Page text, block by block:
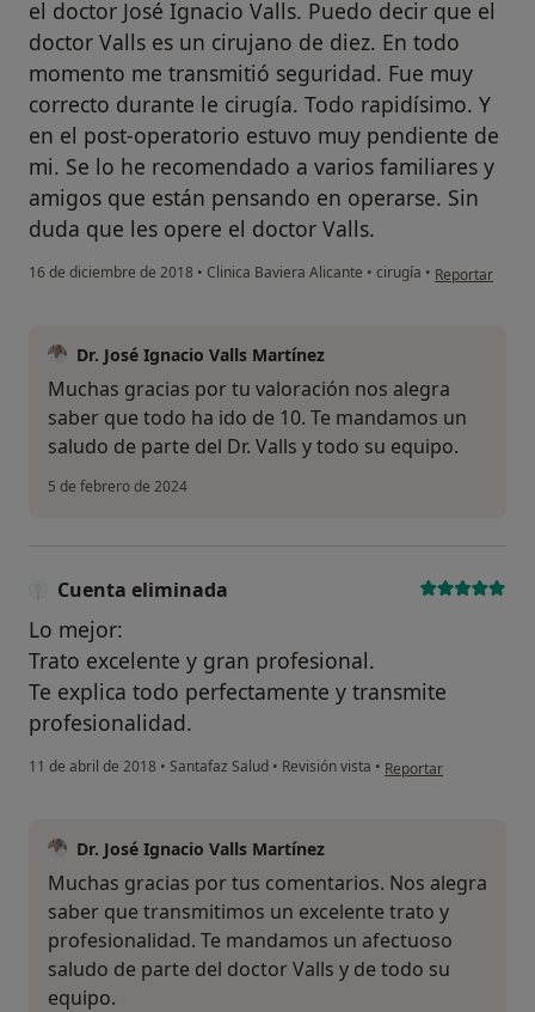
el doctor José Ignacio Valls. Puedo decir que el
doctor Valls es un cirujano de diez. En todo
momento me transmitió seguridad. Fue muy
correcto durante le cirugía. Todo rapidísimo. Y
en el post-operatorio estuvo muy pendiente de
mi. Se lo he recomendado a varios familiares y
amigos que están pensando en operarse. Sin
duda que les opere el doctor Valls.
16 de diciembre de 2018 • Clinica Baviera Alicante • cirugía • en opinión del
Reportar
Dr. José Ignacio Valls Martínez
Muchas gracias por tu valoración nos alegra
saber que todo ha ido de 10. Te mandamos un
saludo de parte del Dr. Valls y todo su equipo.
5 de febrero de 2024
Cuenta eliminada
Lo mejor:
Trato excelente y gran profesional.
Te explica todo perfectamente y transmite
profesionalidad.
11 de abril de 2018 • Santafaz Salud • Revisión vista • en opinión del
Reportar
Dr. José Ignacio Valls Martínez
Muchas gracias por tus comentarios. Nos alegra
saber que transmitimos un excelente trato y
profesionalidad. Te mandamos un afectuoso
saludo de parte del doctor Valls y de todo su
equipo.